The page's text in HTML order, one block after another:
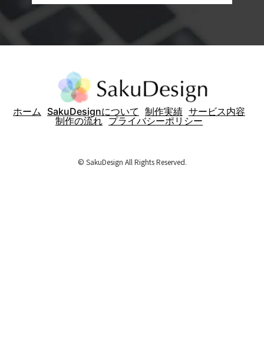
ホーム SakuDesignについて 制作実績 サービス内容
制作の流れ プライバシーポリシー
© SakuDesign All Rights Reserved.